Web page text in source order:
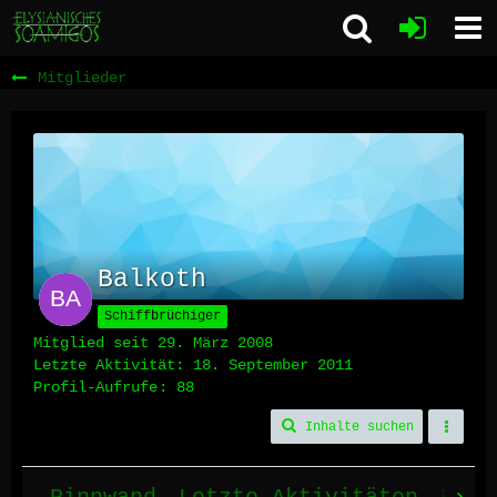
Mitglieder
Balkoth
Schiffbrüchiger
Mitglied seit 29. März 2008
Letzte Aktivität: 18. September 2011
Profil-Aufrufe
88
Inhalte suchen